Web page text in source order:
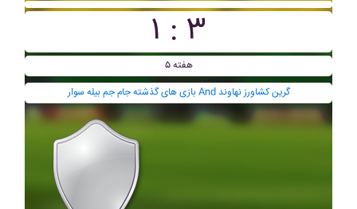
۱ : ۳
هفته ۵
بازی های گذشته جام جم بيله سوار And گرين کشاورز نهاوند